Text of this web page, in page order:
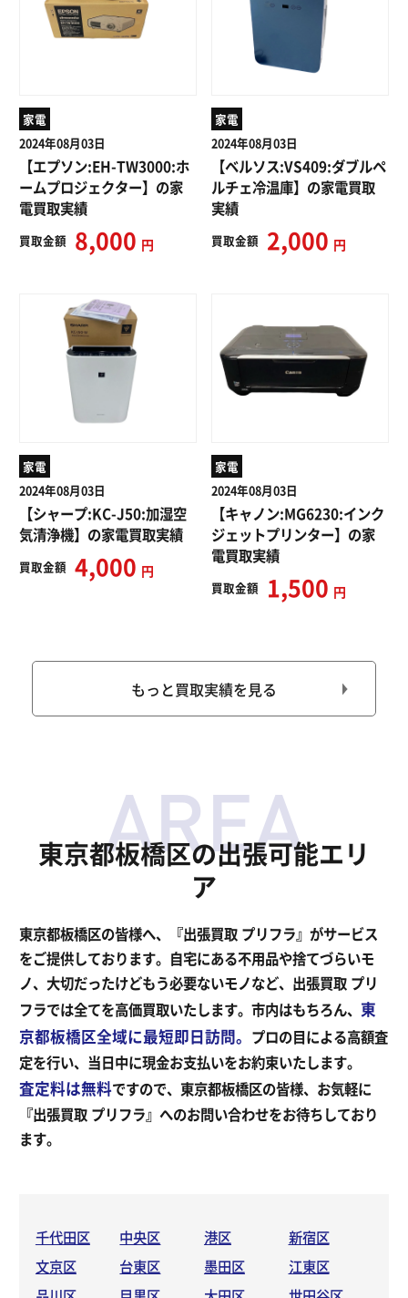
家電
2024年08月03日
【エプソン:EH-TW3000:ホ
ームプロジェクター】の家
電買取実績
買取金額 8,000 円
家電
2024年08月03日
【ベルソス:VS409:ダブルペ
ルチェ冷温庫】の家電買取
実績
買取金額 2,000 円
家電
2024年08月03日
【シャープ:KC-J50:加湿空
気清浄機】の家電買取実績
買取金額 4,000 円
家電
2024年08月03日
【キャノン:MG6230:インク
ジェットプリンター】の家
電買取実績
買取金額 1,500 円
もっと買取実績を見る
東京都板橋区の出張可能エリ
ア
東京都板橋区の皆様へ、『出張買取 プリフラ』がサービス
をご提供しております。自宅にある不用品や捨てづらいモ
ノ、大切だったけどもう必要ないモノなど、出張買取 プリ
フラでは全てを高価買取いたします。市内はもちろん、 東
京都板橋区全域に最短即日訪問。 プロの目による高額査
定を行い、当日中に現金お支払いをお約束いたします。
査定料は無料ですので、東京都板橋区の皆様、お気軽に
『出張買取 プリフラ』へのお問い合わせをお待ちしており
ます。
千代田区 中央区 港区
新宿区
文京区
台東区 墨田区
江東区